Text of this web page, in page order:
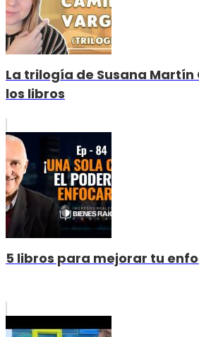
La trilogía de Susana Martín
los libros
5 libros para mejorar tu